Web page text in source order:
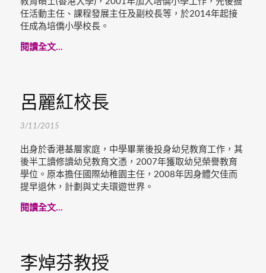
任活動主任、課程發展主任及副校長等，於2014年起接
任成為培僑小學校長。
閱讀全文...
呂麗紅校長
3/11/2015
出身於香港基層家庭，中學畢業後投身幼兒教育工作，其
後半工讀修讀幼兒教育文憑，2007年獲取幼兒榮譽教育
學位。原本擔任國際幼稚園主任，2008年因身體欠佳而
提早退休，計劃與丈夫環遊世界。
閱讀全文...
李焯芬教授